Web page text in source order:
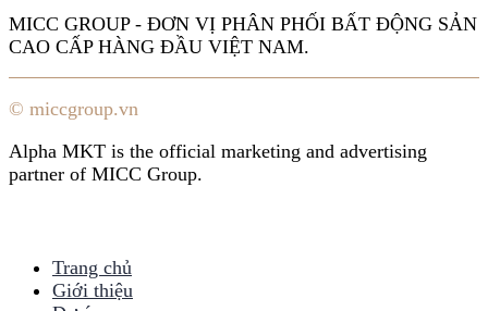
MICC GROUP - ĐƠN VỊ PHÂN PHỐI BẤT ĐỘNG SẢN
CAO CẤP HÀNG ĐẦU VIỆT NAM.
© miccgroup.vn
Alpha MKT is the official marketing and advertising
partner of MICC Group.
Trang chủ
Giới thiệu